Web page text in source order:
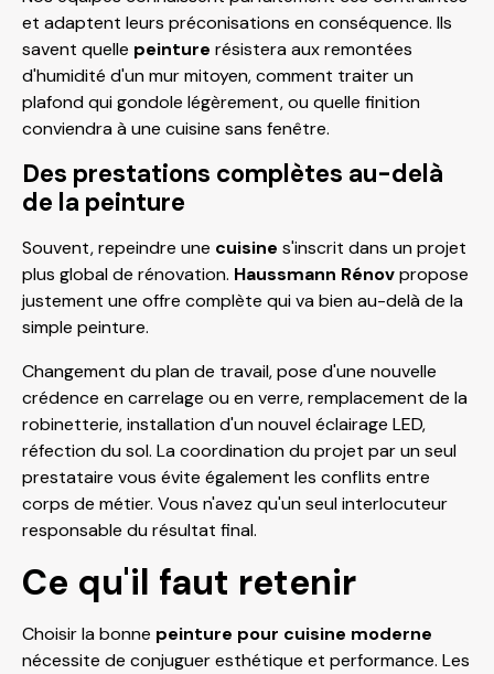
et adaptent leurs préconisations en conséquence. Ils
savent quelle peinture résistera aux remontées
d'humidité d'un mur mitoyen, comment traiter un
plafond qui gondole légèrement, ou quelle finition
conviendra à une cuisine sans fenêtre.
Des prestations complètes au-delà
de la peinture
Souvent, repeindre une cuisine s'inscrit dans un projet
plus global de rénovation. Haussmann Rénovpropose
justement une offre complète qui va bien au-delà de la
simple peinture.
Changement du plan de travail, pose d'une nouvelle
crédence en carrelage ou en verre, remplacement de la
robinetterie, installation d'un nouvel éclairage LED,
réfection du sol. La coordination du projet par un seul
prestataire vous évite également les conflits entre
corps de métier. Vous n'avez qu'un seul interlocuteur
responsable du résultat final.
Ce qu'il faut retenir
Choisir la bonne peinture pour cuisine moderne
nécessite de conjuguer esthétique et performance. Les